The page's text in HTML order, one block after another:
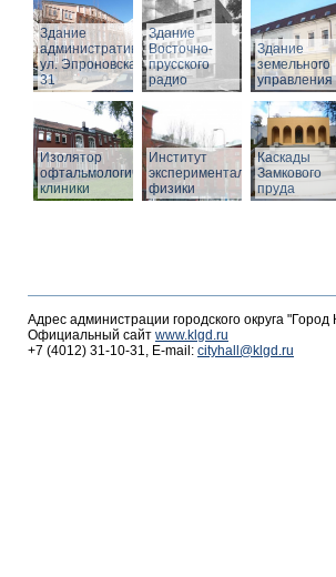
Здание
административное,
ул. Эпроновская,
31
Здание
Восточно-
прусского
радио
Здание
земельного
управления
Изолятор
офтальмологической
клиники
Институт
экспериментальной
физики
Каскады
Замкового
пруда
Адрес администрации городского округа
Официальный сайт www.klgd.ru
+7 (4012) 31-10-31, E-mail: cityhall@klgd.ru